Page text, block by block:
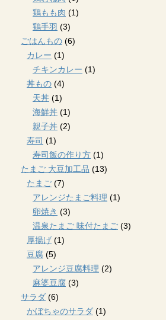
鶏もも肉 (1)
鶏手羽 (3)
ごはんもの (6)
カレー (1)
チキンカレー (1)
丼もの (4)
天丼 (1)
海鮮丼 (1)
親子丼 (2)
寿司 (1)
寿司飯の作り方 (1)
たまご 大豆加工品 (13)
たまご (7)
アレンジたまご料理 (1)
卵焼き (3)
温泉たまご 味付たまご (3)
厚揚げ (1)
豆腐 (5)
アレンジ豆腐料理 (2)
麻婆豆腐 (3)
サラダ (6)
かぼちゃのサラダ (1)